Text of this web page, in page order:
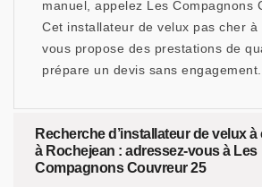
manuel, appelez Les Compagnons
Cet installateur de velux pas cher à
vous propose des prestations de
prépare un devis sans engagement.
Recherche d’installateur de velux
à Rochejean : adressez-vous à Les
Compagnons Couvreur 25